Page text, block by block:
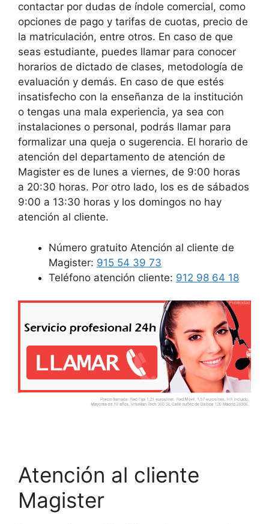
contactar por dudas de índole comercial, como
opciones de pago y tarifas de cuotas, precio de
la matriculación, entre otros. En caso de que
seas estudiante, puedes llamar para conocer
horarios de dictado de clases, metodología de
evaluación y demás. En caso de que estés
insatisfecho con la enseñanza de la institución
o tengas una mala experiencia, ya sea con
instalaciones o personal, podrás llamar para
formalizar una queja o sugerencia. El horario de
atención del departamento de atención de
Magister es de lunes a viernes, de 9:00 horas
a 20:30 horas. Por otro lado, los es de sábados
9:00 a 13:30 horas y los domingos no hay
atención al cliente.
Número gratuito Atención al cliente de
Magister: 915 54 39 73
Teléfono atención cliente: 912 98 64 18
Atención al cliente
Magister